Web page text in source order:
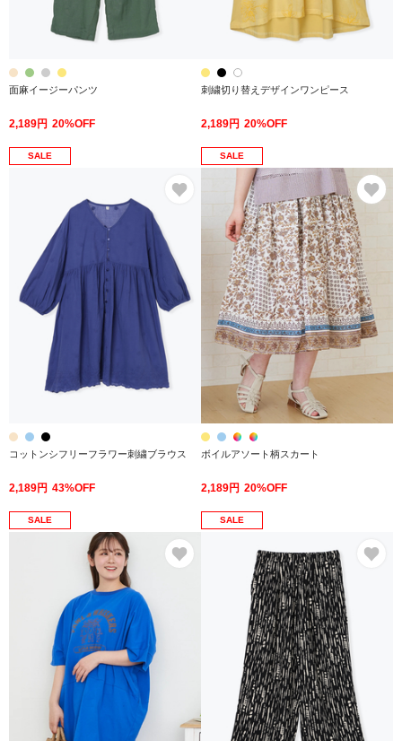
面麻イージーパンツ
2,189円 20%OFF
刺繍切り替えデザインワンピース
2,189円 20%OFF
SALE
コットンシフリーフラワー刺繍ブラウス
2,189円 43%OFF
SALE
ボイルアソート柄スカート
2,189円 20%OFF
SALE SALE